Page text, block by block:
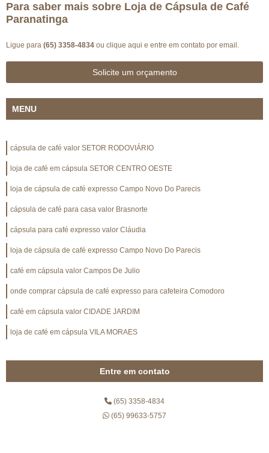
Para saber mais sobre Loja de Cápsula de Café
Paranatinga
Ligue para (65) 3358-4834 ou clique aqui e entre em contato por email.
Solicite um orçamento
MENU
cápsula de café valor SETOR RODOVIÁRIO
loja de café em cápsula SETOR CENTRO OESTE
loja de cápsula de café expresso Campo Novo Do Parecis
cápsula de café para casa valor Brasnorte
cápsula para café expresso valor Cláudia
loja de cápsula de café expresso Campo Novo Do Parecis
café em cápsula valor Campos De Julio
onde comprar cápsula de café expresso para cafeteira Comodoro
café em cápsula valor CIDADE JARDIM
loja de café em cápsula VILA MORAES
Entre em contato
(65) 3358-4834
(65) 99633-5757